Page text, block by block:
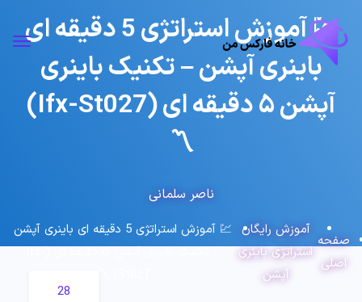
💹 آموزش استراتژی 5 دقیقه ای
باینری آپشن – تکنیک باینری
آپشن ۵ دقیقه ای (Ifx-St027)
〽️
ناصر سلمانی
صفحه
اصلی
آموزش رایگان
استراتژی باینری
آپشن
💹 آموزش استراتژی 5 دقیقه ای باینری آپشن
– تکنیک باینری آپشن ۵ دقیقه ای (Ifx-
28